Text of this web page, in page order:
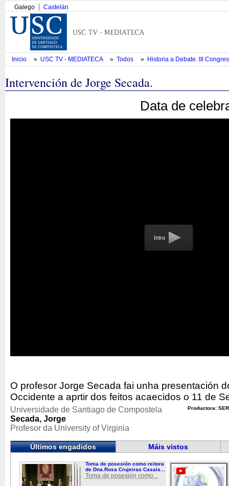
Galego Castelán
Inicio » USC TV - MEDIATECA » Todos » Historia a Debate. III
Intervención de Jorge Secada.
Data de
Intro
O profesor Jorge Secada fai unha presentación
Occidente a aprtir dos feitos acaecidos o 11 de
Productora:
Universidade de Santiago de Compostela
Secada, Jorge
Profesor da University of Virginia
Últimos engadidos Máis vistos
Toma de posesión como reitora
de Dna.Rosa Crujeiras Casais...
Toma de posesión como...